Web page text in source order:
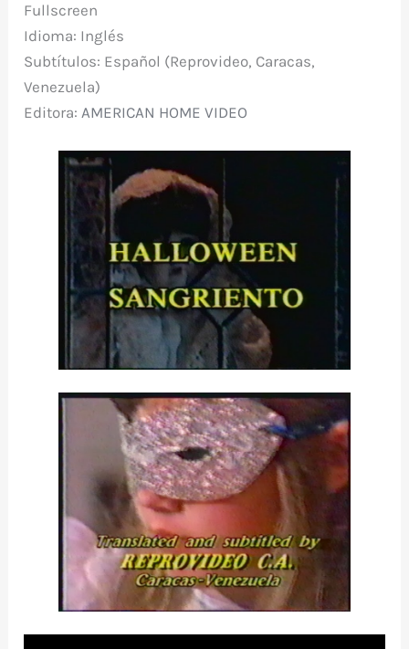
Fullscreen
Idioma: Inglés
Subtítulos: Español (Reprovideo, Caracas,
Venezuela)
Editora:AMERICAN HOME VIDEO